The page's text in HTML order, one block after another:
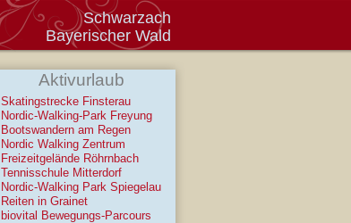
Schwarzach
Bayerischer Wald
Aktivurlaub
Skatingstrecke Finsterau
Nordic-Walking-Park Freyung
Bootswandern am Regen
Nordic Walking Zentrum
Freizeitgelände Röhrnbach
Tennisschule Mitterdorf
Nordic-Walking Park Spiegelau
Reiten in Grainet
biovital Bewegungs-Parcours